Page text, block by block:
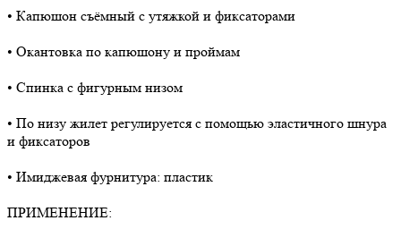
• Капюшон съёмный с утяжкой и фиксаторами
• Окантовка по капюшону и проймам
• Спинка с фигурным низом
• По низу жилет регулируется с помощью эластичного шнура
и фиксаторов
• Имиджевая фурнитура: пластик
ПРИМЕНЕНИЕ: